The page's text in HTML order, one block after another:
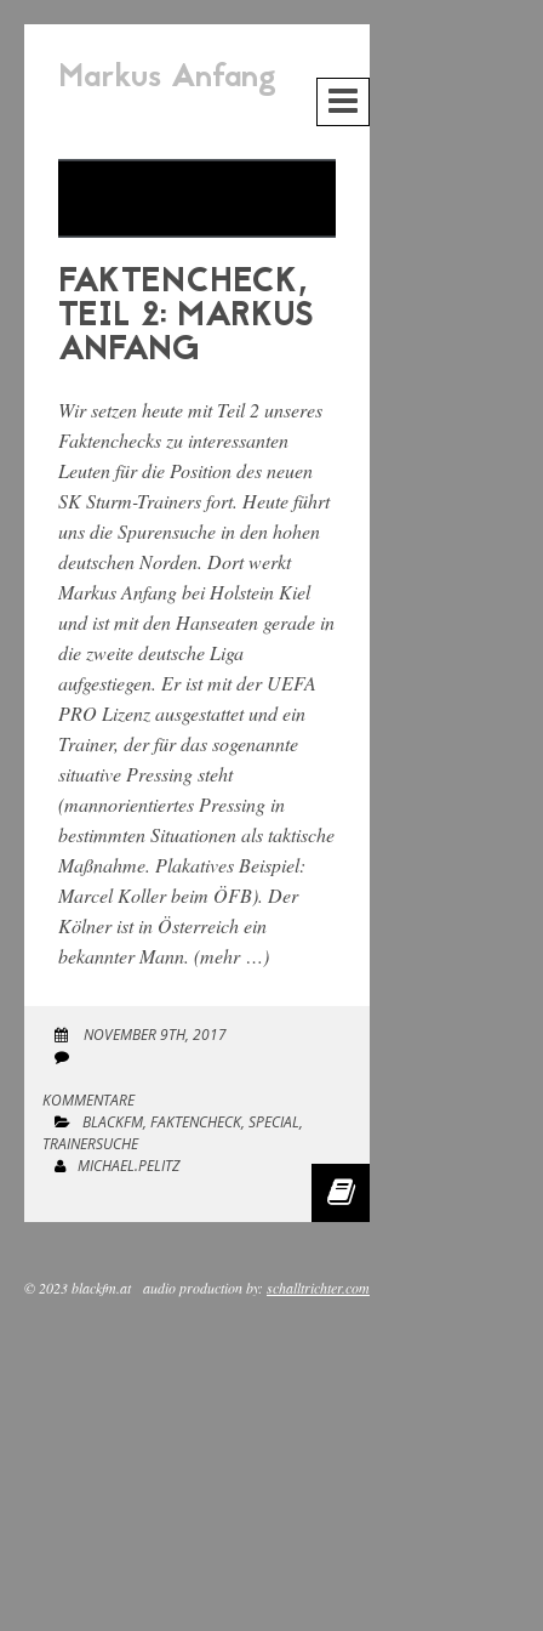
Markus Anfang
FAKTENCHECK,
TEIL 2: MARKUS
ANFANG
Wir setzen heute mit Teil 2 unseres
Faktenchecks zu interessanten
Leuten für die Position des neuen
SK Sturm-Trainers fort. Heute führt
uns die Spurensuche in den hohen
deutschen Norden. Dort werkt
Markus Anfang bei Holstein Kiel
und ist mit den Hanseaten gerade in
die zweite deutsche Liga
aufgestiegen. Er ist mit der UEFA
PRO Lizenz ausgestattet und ein
Trainer, der für das sogenannte
situative Pressing steht
(mannorientiertes Pressing in
bestimmten Situationen als taktische
Maßnahme. Plakatives Beispiel:
Marcel Koller beim ÖFB). Der
Kölner ist in Österreich ein
bekannter Mann. (mehr …)
NOVEMBER 9TH, 2017
KOMMENTARE
BLACKFM, FAKTENCHECK, SPECIAL,
TRAINERSUCHE
MICHAEL.PELITZ
© 2023 blackfm.at audio production by: schalltrichter.com